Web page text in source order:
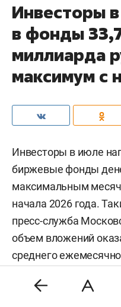
Инвесторы
в фонды
миллиарда
максимум с
Инвесторы в июле
биржевые фонды
максимальным
начала 2026 года.
пресс-служба
объем вложений
среднего